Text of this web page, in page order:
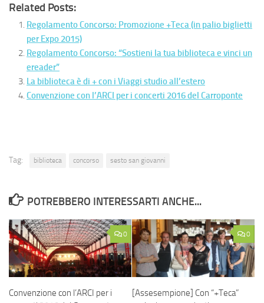
Related Posts:
Regolamento Concorso: Promozione +Teca (in palio biglietti
per Expo 2015)
Regolamento Concorso: “Sostieni la tua biblioteca e vinci un
ereader”
La biblioteca è di + con i Viaggi studio all’estero
Convenzione con l’ARCI per i concerti 2016 del Carroponte
Tag: biblioteca concorso sesto san giovanni
POTREBBERO INTERESSARTI ANCHE...
0
Convenzione con l’ARCI per i
0
[Assesempione] Con “+Teca”